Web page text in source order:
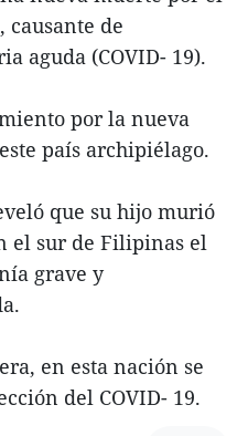
causante de
aguda (COVID- 19).
por la nueva
país archipiélago.
que su hijo murió
el sur de Filipinas el
grave y
en esta nación se
del COVID- 19.